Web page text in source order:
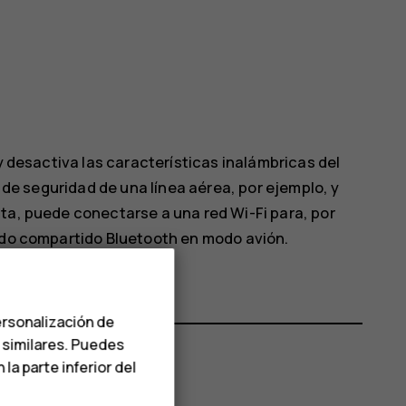
desactiva las características inalámbricas del
seguridad de una línea aérea, por ejemplo, y
puede conectarse a una red Wi-Fi para, por
compartido Bluetooth en modo avión.
de
Puedes
la parte inferior del